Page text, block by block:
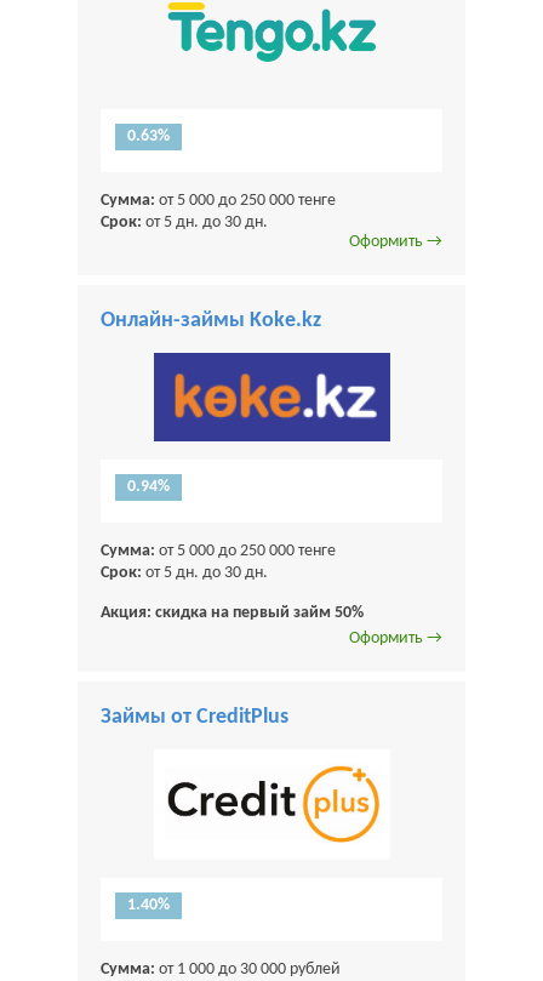
0.63%
Сумма: от 5 000 до 250 000 тенге
Срок: от 5 дн. до 30 дн.
Оформить →
Онлайн-займы Koke.kz
0.94%
Сумма: от 5 000 до 250 000 тенге
Срок: от 5 дн. до 30 дн.
Акция: скидка на первый займ 50%
Оформить →
Займы от CreditPlus
1.40%
Сумма: от 1 000 до 30 000 рублей